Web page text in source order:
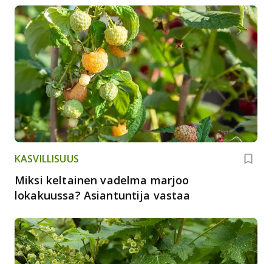
KASVILLISUUS
Miksi keltainen vadelma marjoo
lokakuussa? Asiantuntija vastaa